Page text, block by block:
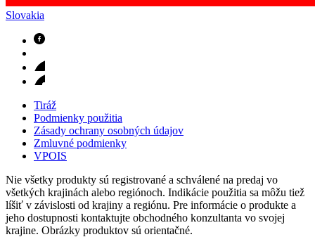
Slovakia
Tiráž
Podmienky použitia
Zásady ochrany osobných údajov
Zmluvné podmienky
VPOIS
Nie všetky produkty sú registrované a schválené na predaj vo
všetkých krajinách alebo regiónoch. Indikácie použitia sa môžu tiež
líšiť v závislosti od krajiny a regiónu. Pre informácie o produkte a
jeho dostupnosti kontaktujte obchodného konzultanta vo svojej
krajine. Obrázky produktov sú orientačné.